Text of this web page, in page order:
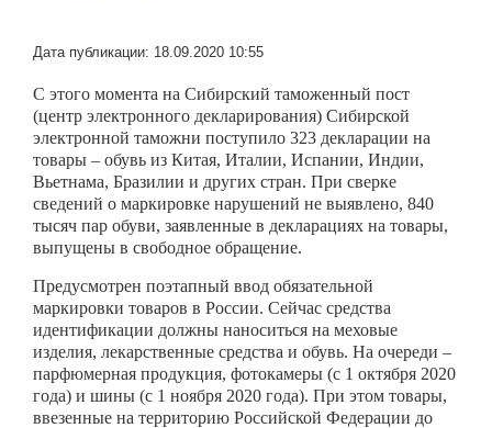
Дата публикации: 18.09.2020 10:55
С этого момента на Сибирский таможенный пост
(центр электронного декларирования) Сибирской
электронной таможни поступило 323 декларации на
товары – обувь из Китая, Италии, Испании, Индии,
Вьетнама, Бразилии и других стран. При сверке
сведений о маркировке нарушений не выявлено, 840
тысяч пар обуви, заявленные в декларациях на товары,
выпущены в свободное обращение.
Предусмотрен поэтапный ввод обязательной
маркировки товаров в России. Сейчас средства
идентификации должны наноситься на меховые
изделия, лекарственные средства и обувь. На очереди –
парфюмерная продукция, фотокамеры (с 1 октября 2020
года) и шины (с 1 ноября 2020 года). При этом товары,
ввезенные на территорию Российской Федерации до